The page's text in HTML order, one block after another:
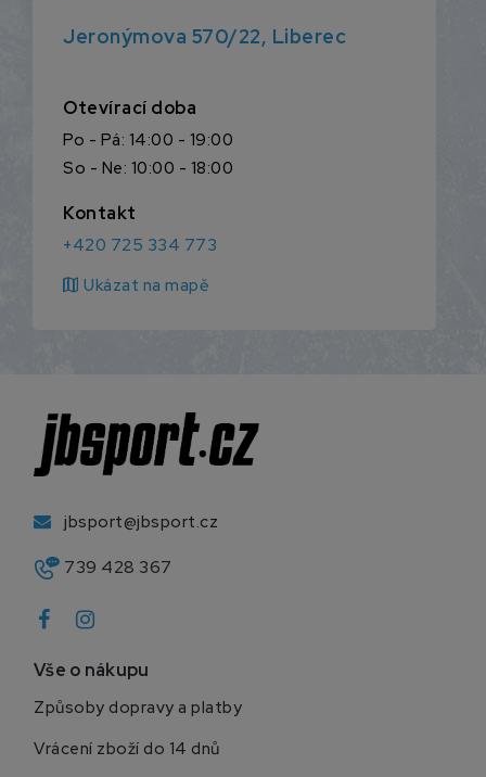
Jeronýmova 570/22, Liberec
Otevírací doba
Po - Pá: 14:00 - 19:00
So - Ne: 10:00 - 18:00
Kontakt
+420 725 334 773
map Ukázat na mapě
jbsport@jbsport.cz
739 428 367
Vše o nákupu
Způsoby dopravy a platby
Vrácení zboží do 14 dnů